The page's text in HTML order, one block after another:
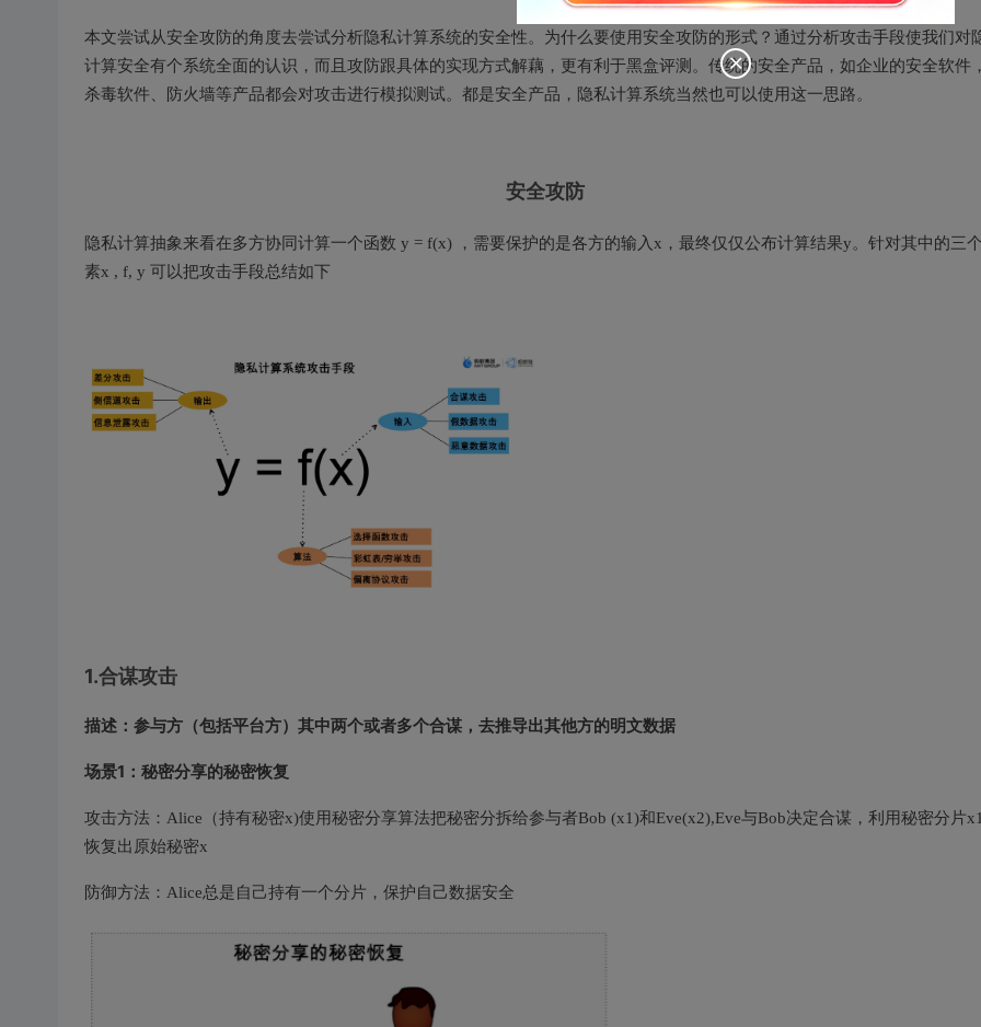
本文尝试从安全攻防的角度去尝试分析隐私计算系统的安全性。为什么要使用安全攻防的形式？通过分析攻击手段使我们对
计算安全有个系统全面的认识，而且攻防跟具体的实现方式解藕，更有利于黑盒评测。传统的安全产品，如企业的安全软件
杀毒软件、防火墙等产品都会对攻击进行模拟测试。都是安全产品，隐私计算系统当然也可以使用这一思路。
安全攻防
隐私计算抽象来看在多方协同计算一个函数 y = f(x) ，需要保护的是各方的输入x，最终仅仅公布计算结果y。针对其中的三
素x , f, y 可以把攻击手段总结如下
1.合谋攻击
描述：参与方（包括平台方）其中两个或者多个合谋，去推导出其他方的明文数据
场景1：秘密分享的秘密恢复
攻击方法：Alice（持有秘密x)使用秘密分享算法把秘密分拆给参与者Bob (x1)和Eve(x2),Eve与Bob决定合谋，利用秘密分片
恢复出原始秘密x
防御方法：Alice总是自己持有一个分片，保护自己数据安全